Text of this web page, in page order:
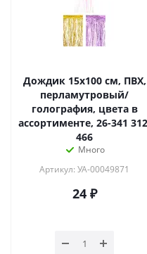
Дождик 15х100 см, ПВХ,
перламутровый/
голография, цвета в
ассортименте, 26-341 312-
466
Много
Артикул: УА-00049871
24₽